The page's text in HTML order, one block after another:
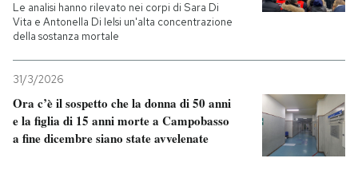
PODCAST
NEWSLETTER
I MIEI PREFERITI
Le analisi hanno rilevato nei corpi di Sara Di
Vita e Antonella Di Ielsi un'alta concentrazione
della sostanza mortale
31/3/2026
Ora c’è il sospetto che la donna di 50 anni
e la figlia di 15 anni morte a Campobasso
a fine dicembre siano state avvelenate